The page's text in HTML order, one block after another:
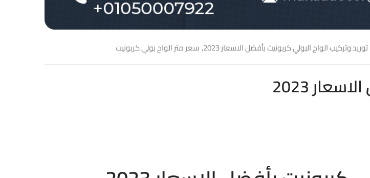
توريد وتركيب الواح البولي كربونيت بأفضل الاسعار 2023 , سعر متر الواح بولي كربونيت